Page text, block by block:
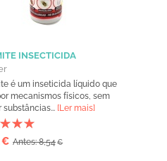
INSECTICIDA
é um inseticida líquido que
mecanismos físicos, sem
substâncias... [Ler mais]
€ Antes: 8,54€